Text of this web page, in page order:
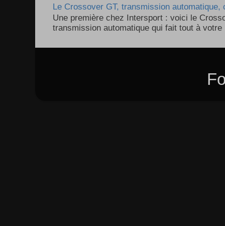
Le Crossover GT, transmission automatique,
Une première chez Intersport : voici le
transmission automatique qui fait tout à